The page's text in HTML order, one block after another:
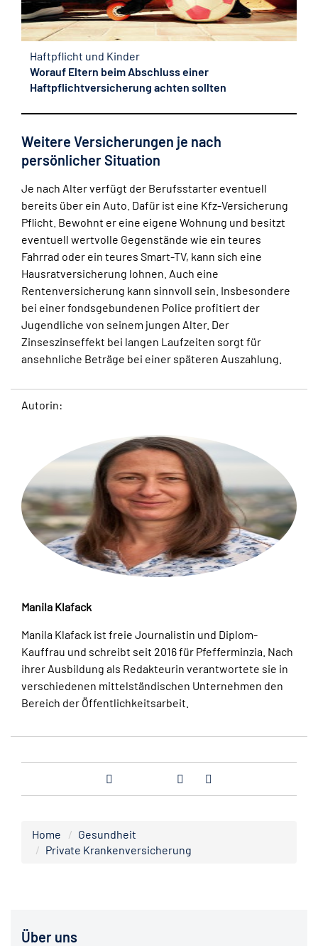
Haftpflicht und Kinder
Worauf Eltern beim Abschluss einer
Haftpflichtversicherung achten sollten
Weitere Versicherungen je nach
persönlicher Situation
Je nach Alter verfügt der Berufsstarter eventuell
bereits über ein Auto. Dafür ist eine Kfz-Versicherung
Pflicht. Bewohnt er eine eigene Wohnung und besitzt
eventuell wertvolle Gegenstände wie ein teures
Fahrrad oder ein teures Smart-TV, kann sich eine
Hausratversicherung lohnen. Auch eine
Rentenversicherung kann sinnvoll sein. Insbesondere
bei einer fondsgebundenen Police profitiert der
Jugendliche von seinem jungen Alter. Der
Zinseszinseffekt bei langen Laufzeiten sorgt für
ansehnliche Beträge bei einer späteren Auszahlung.
Autorin:
Manila Klafack
Manila Klafack ist freie Journalistin und Diplom-
Kauffrau und schreibt seit 2016 für Pfefferminzia. Nach
ihrer Ausbildung als Redakteurin verantwortete sie in
verschiedenen mittelständischen Unternehmen den
Bereich der Öffentlichkeitsarbeit.
Home
Gesundheit
Private Krankenversicherung
Über uns